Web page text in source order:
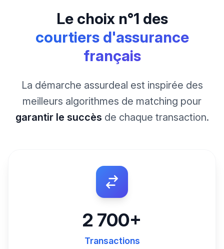
Le choix n°1 des
courtiers d'assurance
français
La démarche assurdeal est inspirée des
meilleurs algorithmes de matching pour
garantir le succès de chaque transaction.
2 700+
Transactions